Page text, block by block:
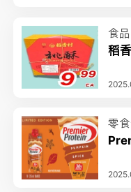
食品
稻
零